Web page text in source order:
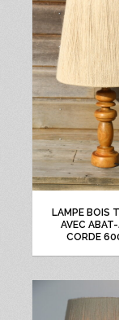
LAMPE BOIS
AVEC
CORDE